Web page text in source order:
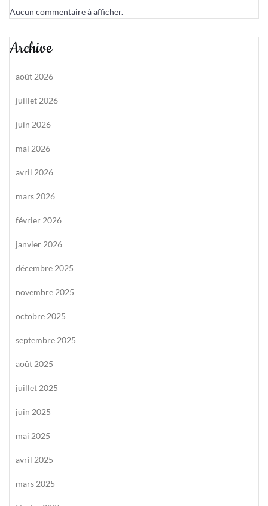
Aucun commentaire à afficher.
Archive
août 2026
juillet 2026
juin 2026
mai 2026
avril 2026
mars 2026
février 2026
janvier 2026
décembre 2025
novembre 2025
octobre 2025
septembre 2025
août 2025
juillet 2025
juin 2025
mai 2025
avril 2025
mars 2025